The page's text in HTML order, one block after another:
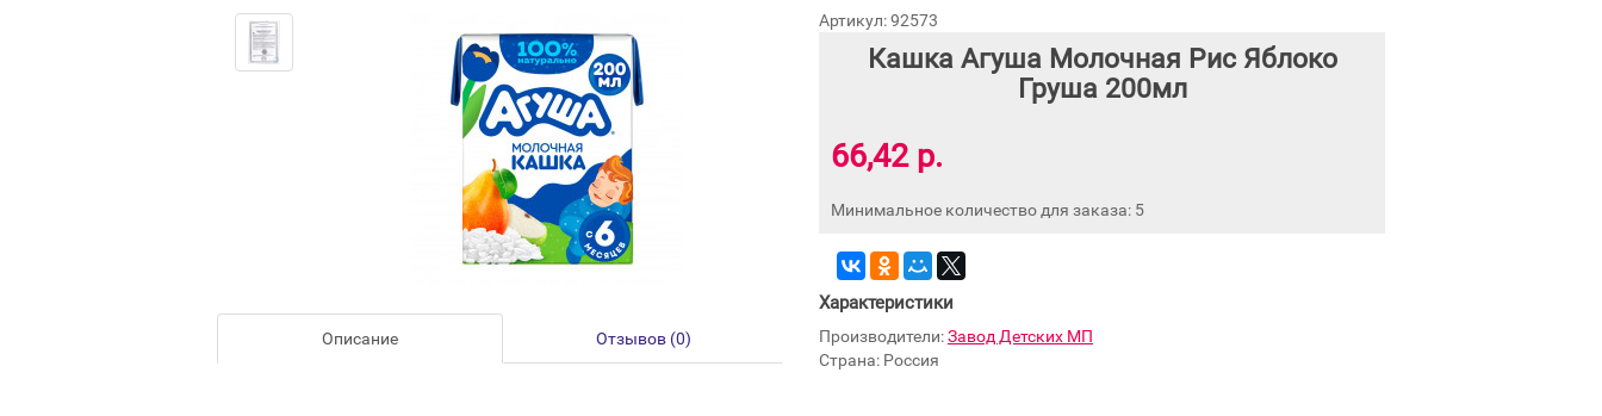
Описание Отзывов (0)
Артикул: 92573
Кашка Агуша Молочная Рис Яблоко
Груша 200мл
66,42 р.
Минимальное количество для заказа: 5
Характеристики
Производители:Завод Детских МП
Страна: Россия